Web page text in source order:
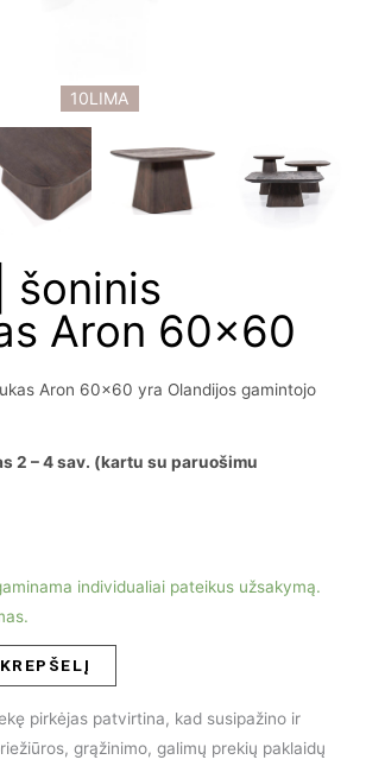
10LIMA
šoninis
Aron 60×60
Aron 60×60 yra Olandijos gamintojo
2 – 4 sav. (kartu su paruošimu
individualiai pateikus užsakymą.
pirkėjas patvirtina, kad susipažino ir
grąžinimo, galimų prekių paklaidų